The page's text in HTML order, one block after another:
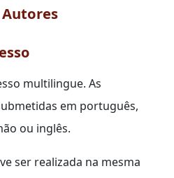
multilingue. As
em português,
ou inglês.
ser realizada na mesma